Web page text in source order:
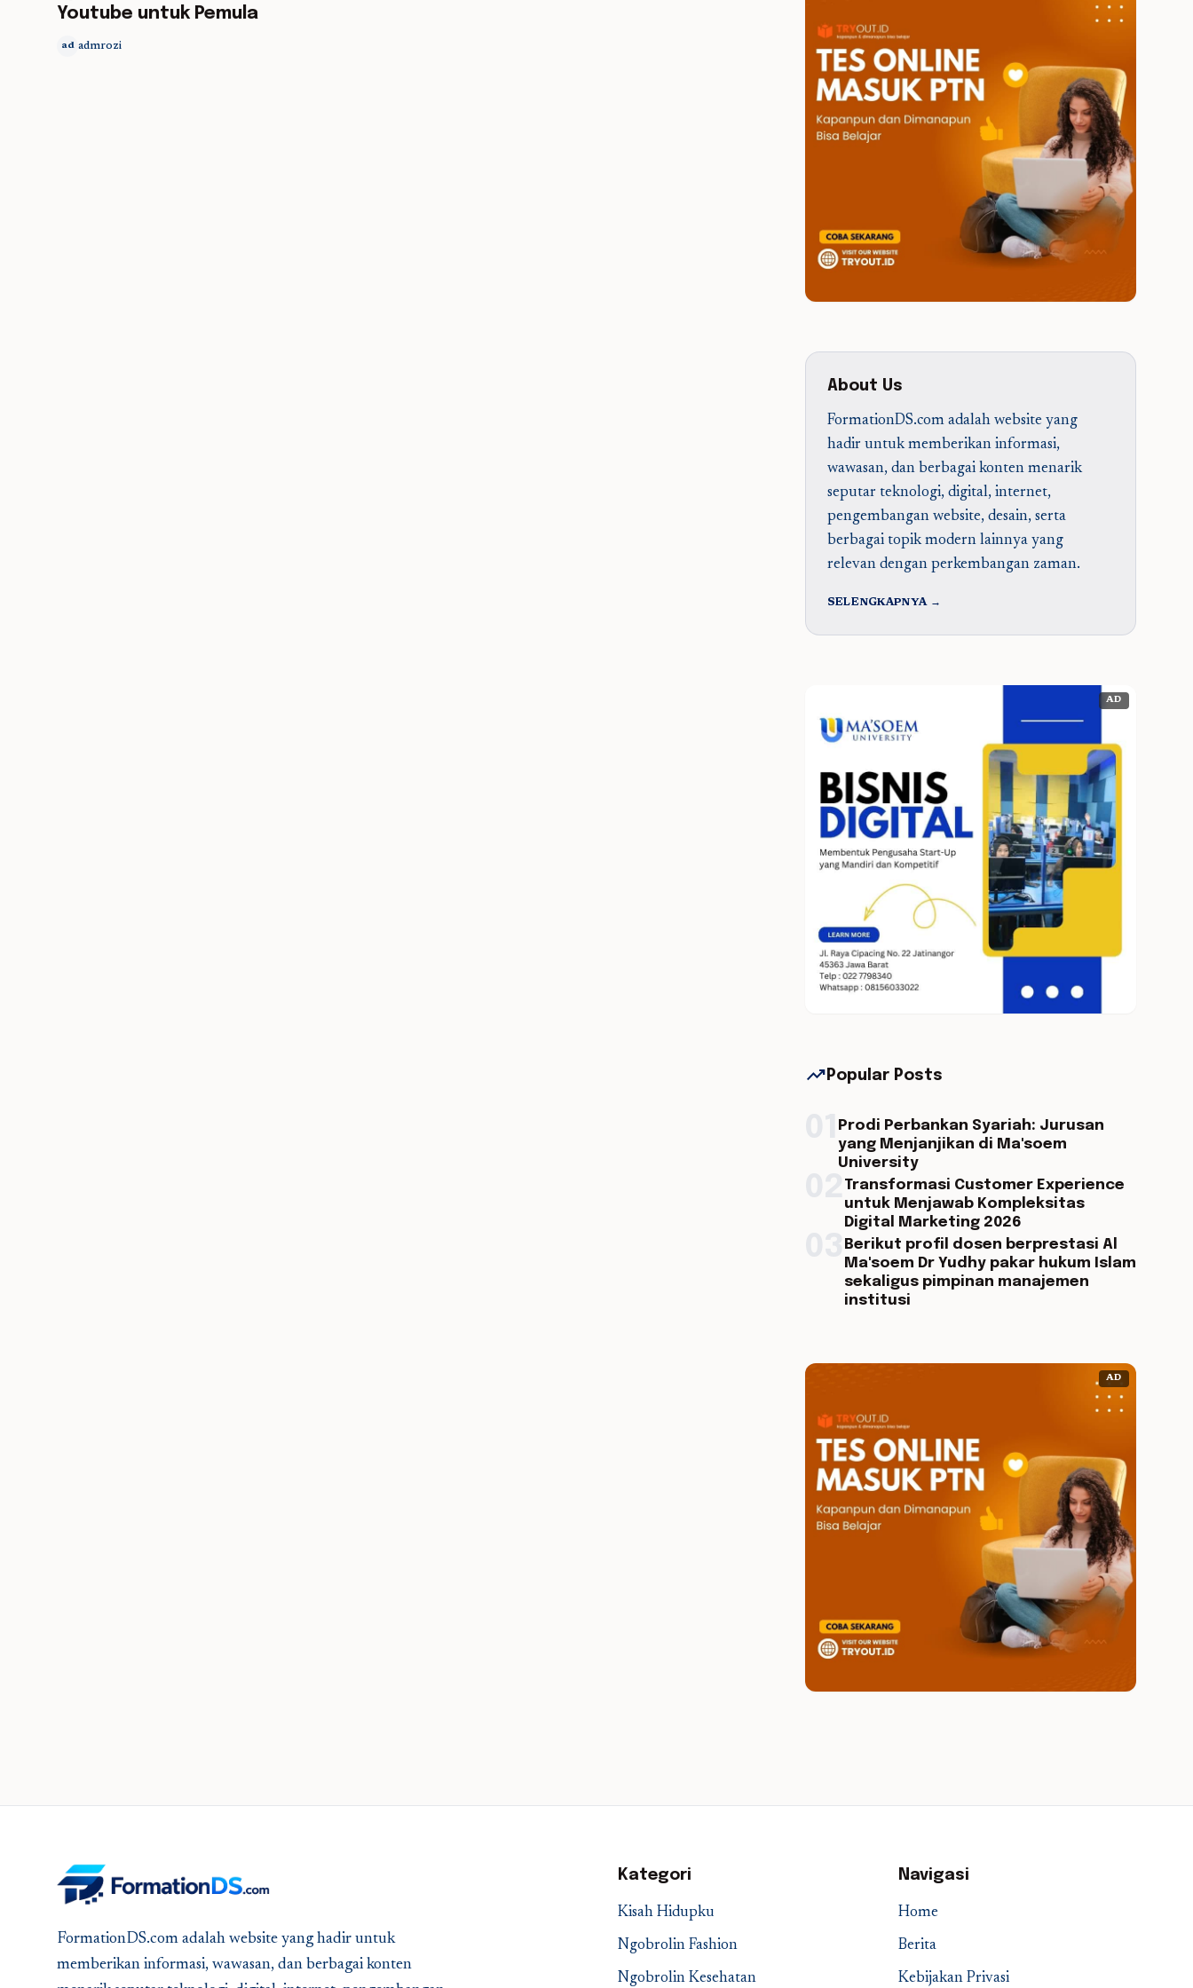
Youtube untuk Pemula
ad admrozi
About Us
FormationDS.com adalah website yang
hadir untuk memberikan informasi,
wawasan, dan berbagai konten menarik
seputar teknologi, digital, internet,
pengembangan website, desain, serta
berbagai topik modern lainnya yang
relevan dengan perkembangan zaman.
SELENGKAPNYA →
AD
trending_up Popular Posts
Prodi Perbankan Syariah: Jurusan
yang Menjanjikan di Ma'soem
University
Transformasi Customer Experience
untuk Menjawab Kompleksitas
Digital Marketing 2026
Berikut profil dosen berprestasi Al
Ma'soem Dr Yudhy pakar hukum Islam
sekaligus pimpinan manajemen
institusi
AD
FormationDS.com adalah website yang hadir untuk
memberikan informasi, wawasan, dan berbagai konten
Kategori
Kisah Hidupku
Ngobrolin Fashion
Ngobrolin Kesehatan
Navigasi
Home
Berita
Kebijakan Privasi